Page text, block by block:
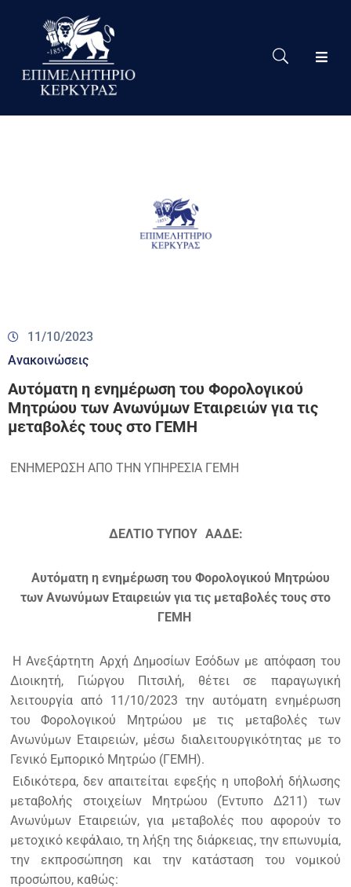
Το
Eπιμελητήριο
11/10/2023
Ανακοινώσεις
Αυτόματη η ενημέρωση του Φορολογικού
Μητρώου των Ανωνύμων Εταιρειών για τις
μεταβολές τους στο ΓΕΜΗ
ΕΝΗΜΕΡΩΣΗ ΑΠΟ ΤΗΝ ΥΠΗΡΕΣΙΑ ΓΕΜΗ
ΔΕΛΤΙΟ ΤΥΠΟΥ ΑΑΔΕ:
Αυτόματη η ενημέρωση του Φορολογικού Μητρώου
των Ανωνύμων Εταιρειών για τις μεταβολές τους στο
ΓΕΜΗ
Η Ανεξάρτητη Αρχή Δημοσίων Εσόδων με απόφαση του
Διοικητή, Γιώργου Πιτσιλή, θέτει σε παραγωγική
λειτουργία από 11/10/2023 την αυτόματη ενημέρωση
του Φορολογικού Μητρώου με τις μεταβολές των
Ανωνύμων Εταιρειών, μέσω διαλειτουργικότητας με το
Γενικό Εμπορικό Μητρώο (ΓΕΜΗ).
Ειδικότερα, δεν απαιτείται εφεξής η υποβολή δήλωσης
μεταβολής στοιχείων Μητρώου (Έντυπο Δ211) των
Ανωνύμων Εταιρειών, για μεταβολές που αφορούν το
μετοχικό κεφάλαιο, τη λήξη της διάρκειας, την επωνυμία,
την εκπροσώπηση και την κατάσταση του νομικού
προσώπου, καθώς: